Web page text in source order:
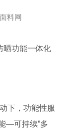
料网
晒功能一体化
下，功能性服
—可持续”多